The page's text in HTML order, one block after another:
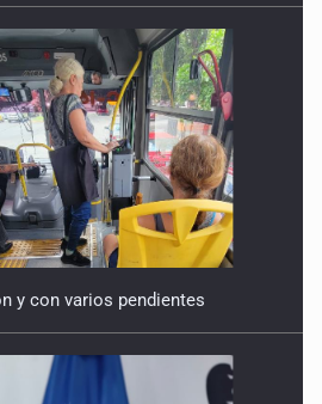
y con varios pendientes